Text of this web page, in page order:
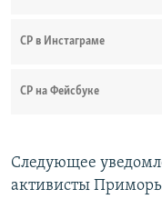
СР в Инстаграме
СР на Фейсбуке
Следующее
активисты